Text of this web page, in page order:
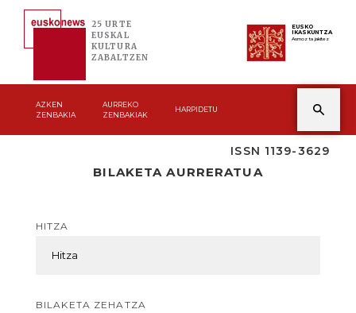
25 URTE
EUSKAL
KULTURA
ZABALTZEN
EUSKO
IKASKUNTZA
Asmoz ta jakitez
AZKEN
ZENBAKIA
AURREKO
ZENBAKIAK
HARPIDETU
ISSN 1139-3629
BILAKETA AURRERATUA
HITZA
BILAKETA ZEHATZA